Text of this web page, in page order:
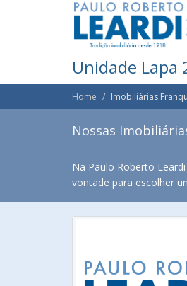
Unidade Lapa
Home Imobiliárias
Nossas
Na Paulo Roberto
vontade para escolher